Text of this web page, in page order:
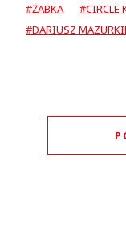
#ŻABKA #CIRCLE
#DARIUSZ